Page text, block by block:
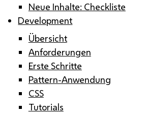
Neue Inhalte: Checkliste
Development
Übersicht
Anforderungen
Erste Schritte
Pattern-Anwendung
CSS
Tutorials